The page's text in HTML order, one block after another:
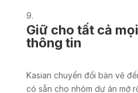
Giữ cho tất cả
thông tin
Kasian chuyển đổi bản vẽ
có sẵn cho nhóm dự án mở